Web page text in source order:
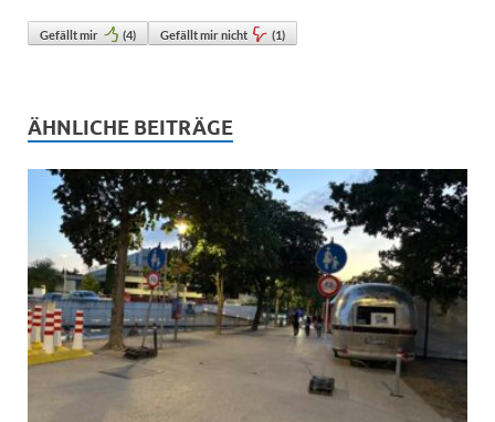
Gefällt mir (4) Gefällt mir nicht (1)
ÄHNLICHE BEITRÄGE